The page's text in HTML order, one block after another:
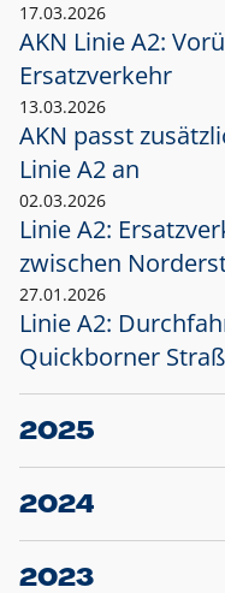
17.03.2026
AKN Linie A2:
Ersatzverkehr
13.03.2026
AKN passt
Linie A2 an
02.03.2026
Linie A2:
zwischen
27.01.2026
Linie A2:
Quickborner
2025
23.12.2025
Projekt S5: Start
2024
10.12.2024
Großprojekt S5:
2023